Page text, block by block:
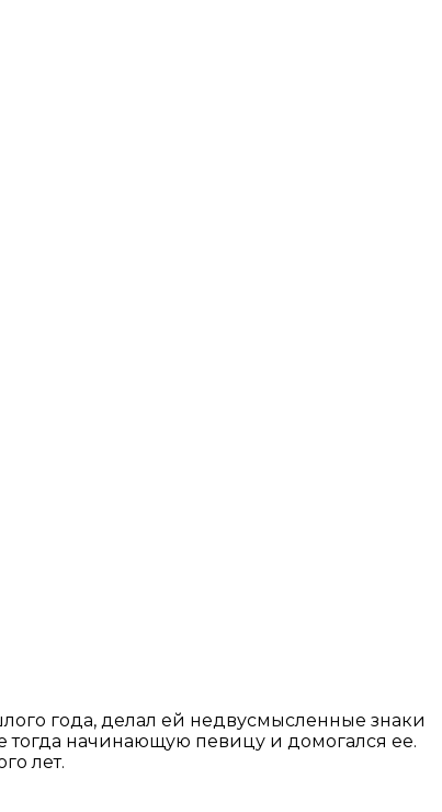
года, делал ей недвусмысленные знаки
тогда начинающую певицу и домогался ее.
лет.